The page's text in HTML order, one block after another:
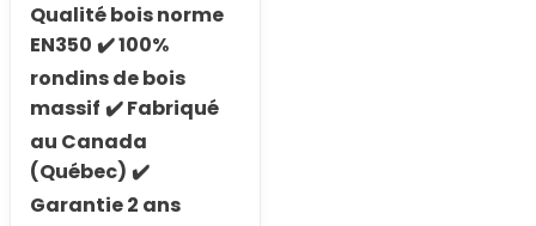
Qualité bois norme
EN350 ✔️ 100%
rondins de bois
massif ✔️ Fabriqué
au Canada
(Québec) ✔️
Garantie 2 ans